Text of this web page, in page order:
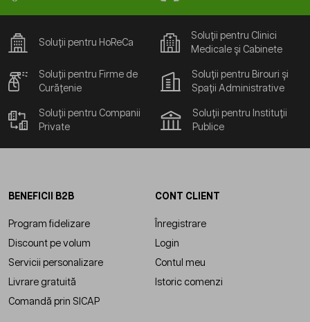
Soluții pentru HoReCa
Soluții pentru Clinici
Medicale și Cabinete
Soluții pentru Firme de
Curățenie
Soluții pentru Birouri și
Spații Administrative
Soluții pentru Companii
Private
Soluții pentru Instituții
Publice
BENEFICII B2B
Program fidelizare
Discount pe volum
Servicii personalizare
Livrare gratuită
Comandă prin SICAP
CONT CLIENT
Înregistrare
Login
Contul meu
Istoric comenzi